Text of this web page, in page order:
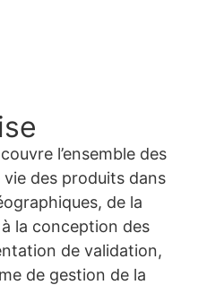
l’ensemble des
des produits dans
de la
la conception des
de validation,
de gestion de la